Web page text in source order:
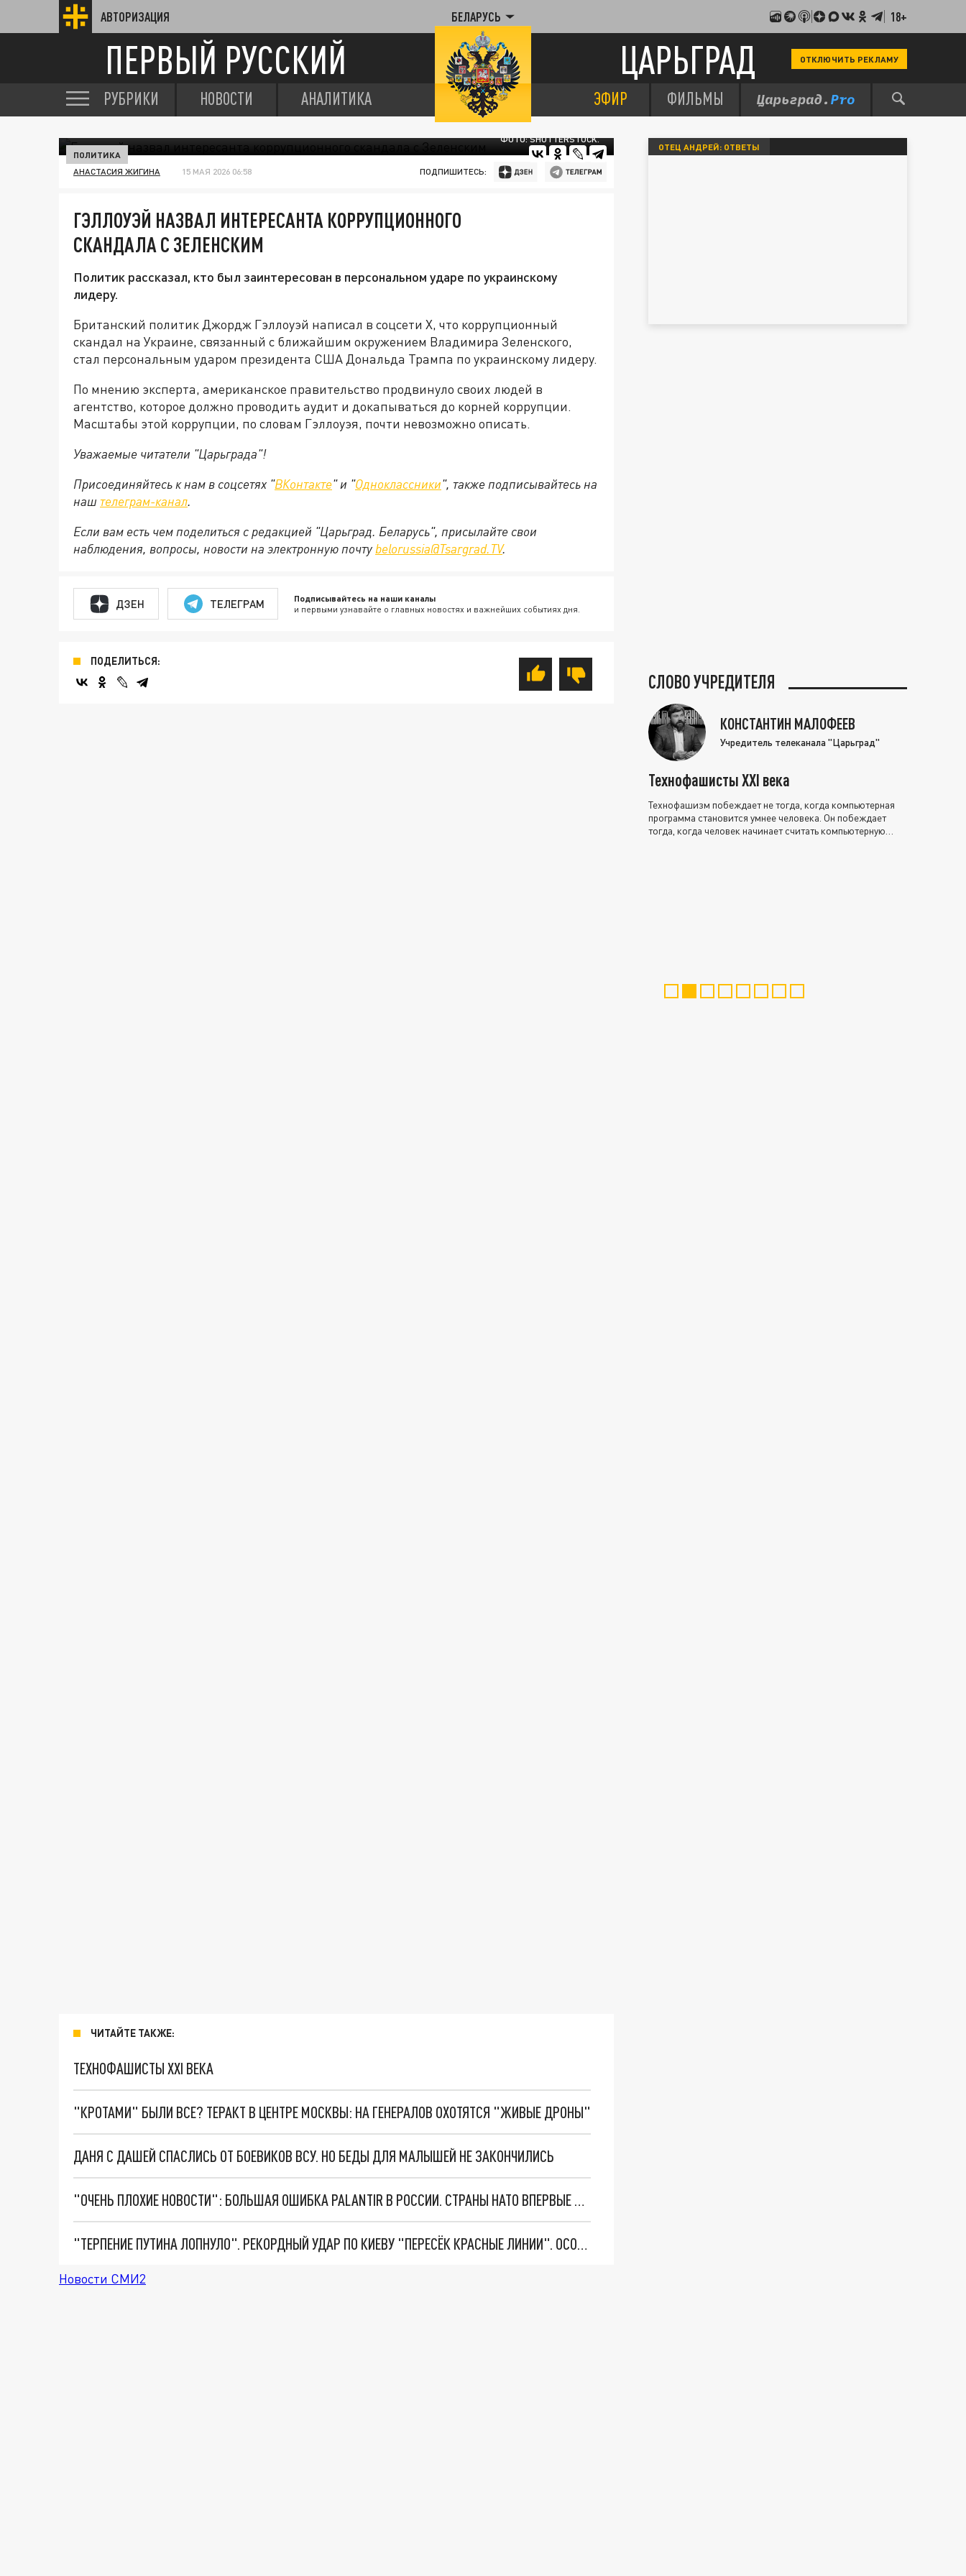
АВТОРИЗАЦИЯ БЕЛАРУСЬ 18+
ПЕРВЫЙ РУССКИЙ ЦАРЬГРАД ОТКЛЮЧИТЬ РЕКЛАМУ
РУБРИКИ НОВОСТИ АНАЛИТИКА ЭФИР ФИЛЬМЫ
ФОТО: SHUTTERSTOCK.
ПОЛИТИКА
АНАСТАСИЯ ЖИГИНА 15 МАЯ 2026 06:58 ПОДПИШИТЕСЬ:
ГЭЛЛОУЭЙ НАЗВАЛ ИНТЕРЕСАНТА КОРРУПЦИОННОГО
СКАНДАЛА С ЗЕЛЕНСКИМ
Политик рассказал, кто был заинтересован в персональном ударе по украинскому
лидеру.
Британский политик Джордж Гэллоуэй написал в соцсети X, что коррупционный
скандал на Украине, связанный с ближайшим окружением Владимира Зеленского,
стал персональным ударом президента США Дональда Трампа по украинскому лидеру.
По мнению эксперта, американское правительство продвинуло своих людей в
агентство, которое должно проводить аудит и докапываться до корней коррупции.
Масштабы этой коррупции, по словам Гэллоуэя, почти невозможно описать.
Уважаемые читатели "Царьграда"!
Присоединяйтесь к нам в соцсетях "ВКонтакте" и "Одноклассники", также подписывайтесь на
наш телеграм-канал.
Если вам есть чем поделиться с редакцией "Царьград. Беларусь", присылайте свои
наблюдения, вопросы, новости на электронную почту belorussia@Tsargrad.TV.
ДЗЕН ТЕЛЕГРАМ Подписывайтесь на наши каналы
и первыми узнавайте о главных новостях и важнейших событиях дня.
ПОДЕЛИТЬСЯ:
ЧИТАЙТЕ ТАКЖЕ:
ТЕХНОФАШИСТЫ XXI ВЕКА
"КРОТАМИ" БЫЛИ ВСЕ? ТЕРАКТ В ЦЕНТРЕ МОСКВЫ: НА ГЕНЕРАЛОВ ОХОТЯТСЯ "ЖИВЫЕ ДРОНЫ"
ДАНЯ С ДАШЕЙ СПАСЛИСЬ ОТ БОЕВИКОВ ВСУ. НО БЕДЫ ДЛЯ МАЛЫШЕЙ НЕ ЗАКОНЧИЛИСЬ
"ОЧЕНЬ ПЛОХИЕ НОВОСТИ": БОЛЬШАЯ ОШИБКА PALANTIR В РОССИИ. СТРАНЫ НАТО ВПЕРВЫЕ ЗА СВО ОСТАНОВИЛИ ПОСТАВКИ ОРУЖИЯ. ВСУ ТЕРЯЮТ ПРИГРАНИЧЬЕ?
"ТЕРПЕНИЕ ПУТИНА ЛОПНУЛО". РЕКОРДНЫЙ УДАР ПО КИЕВУ "ПЕРЕСЁК КРАСНЫЕ ЛИНИИ". ОСОБЫЕ СПЕЦЫ КНДР НА ЛБС? ТАЙНЫЕ ПЕРЕГОВОРЫ ЕВРОПЫ И МОСКВЫ
Новости СМИ2
ОТЕЦ АНДРЕЙ: ОТВЕТЫ
СЛОВО УЧРЕДИТЕЛЯ
КОНСТАНТИН МАЛОФЕЕВ
Учредитель телеканала "Царьград"
Технофашисты XXI века
Технофашизм побеждает не тогда, когда компьютерная
программа становится умнее человека. Он побеждает
тогда, когда человек начинает считать компьютерную